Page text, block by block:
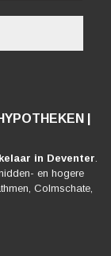
|
in Deventer.
en hogere
Colmschate,